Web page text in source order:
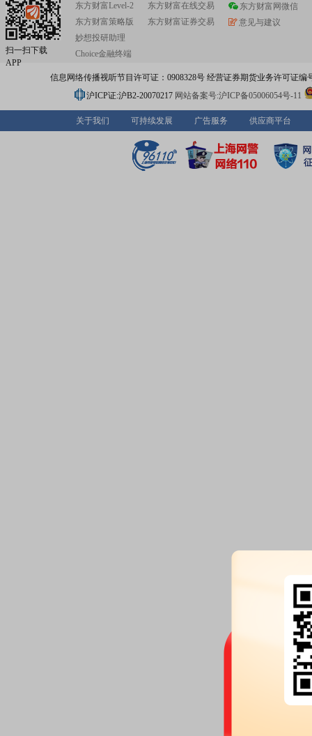
扫一扫下载
APP
东方财富Level-2
东方财富策略版
妙想投研助理
Choice金融终端
东方财富在线交易
东方财富证券交易
东方财富网微信
意见与建议
信息网络传播视听节目许可证：0908328号 经营证券期货业务许可证编
沪ICP证:沪B2-20070217 网站备案号:沪ICP备05006054号-11
关于我们 可持续发展 广告服务 供应商平台